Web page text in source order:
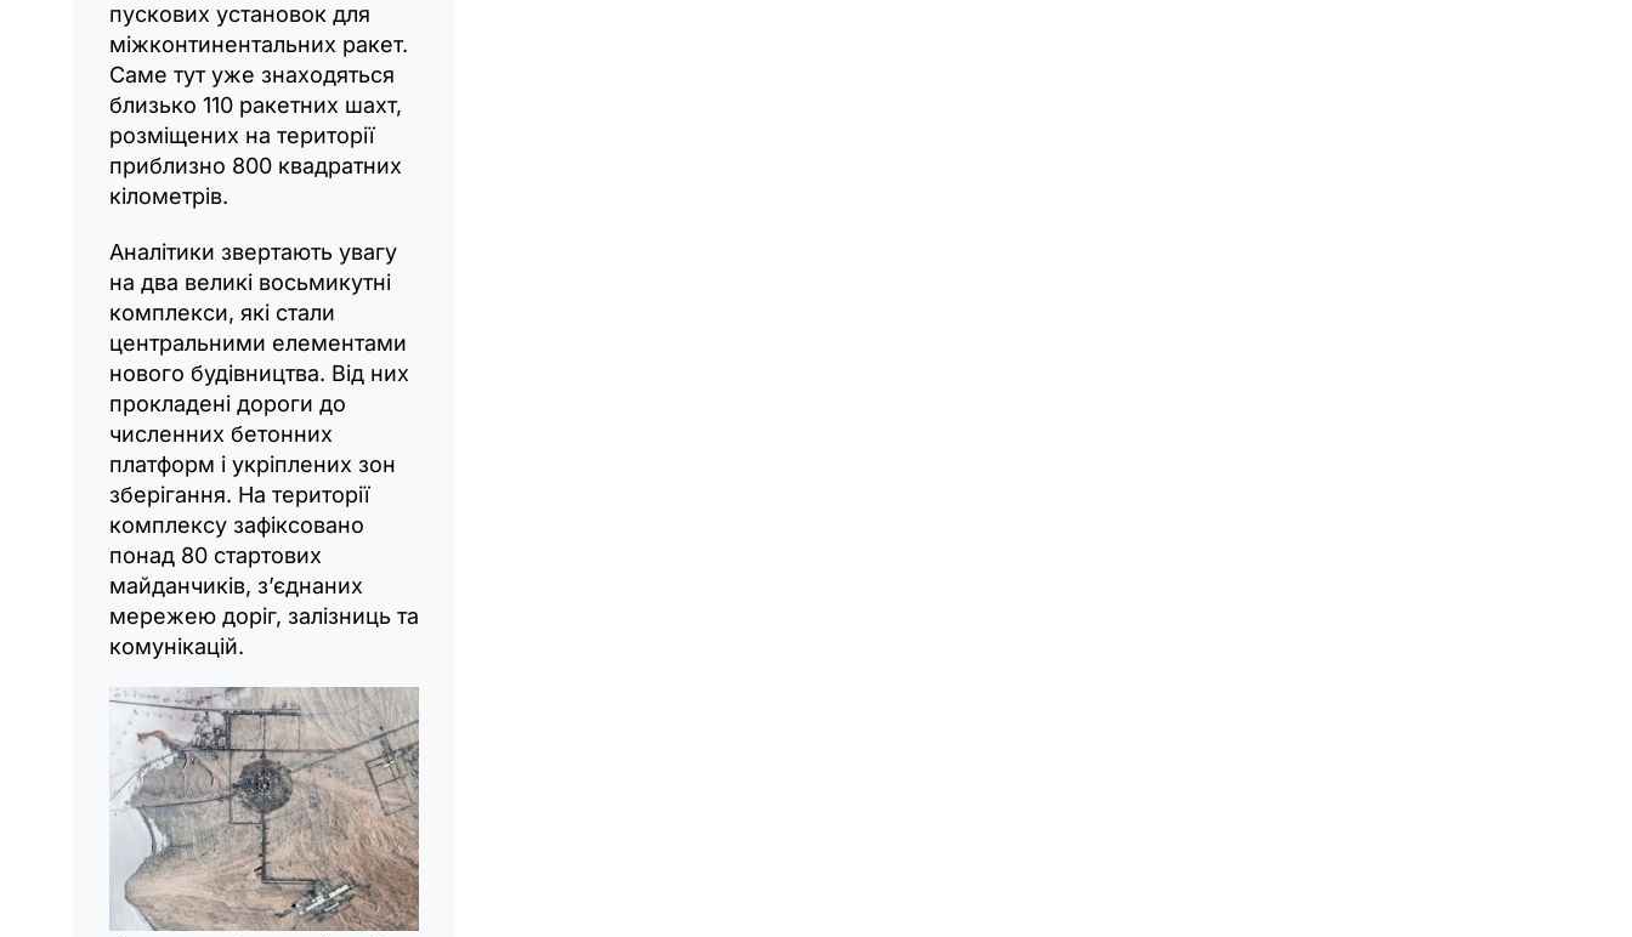
пускових установок для
міжконтинентальних ракет.
Саме тут уже знаходяться
близько 110 ракетних шахт,
розміщених на території
приблизно 800 квадратних
кілометрів.
Аналітики звертають увагу
на два великі восьмикутні
комплекси, які стали
центральними елементами
нового будівництва. Від них
прокладені дороги до
численних бетонних
платформ і укріплених зон
зберігання. На території
комплексу зафіксовано
понад 80 стартових
майданчиків, з’єднаних
мережею доріг, залізниць та
комунікацій.